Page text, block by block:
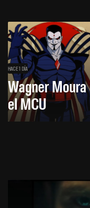
HACE 1 DÍA
Wagner
el MCU